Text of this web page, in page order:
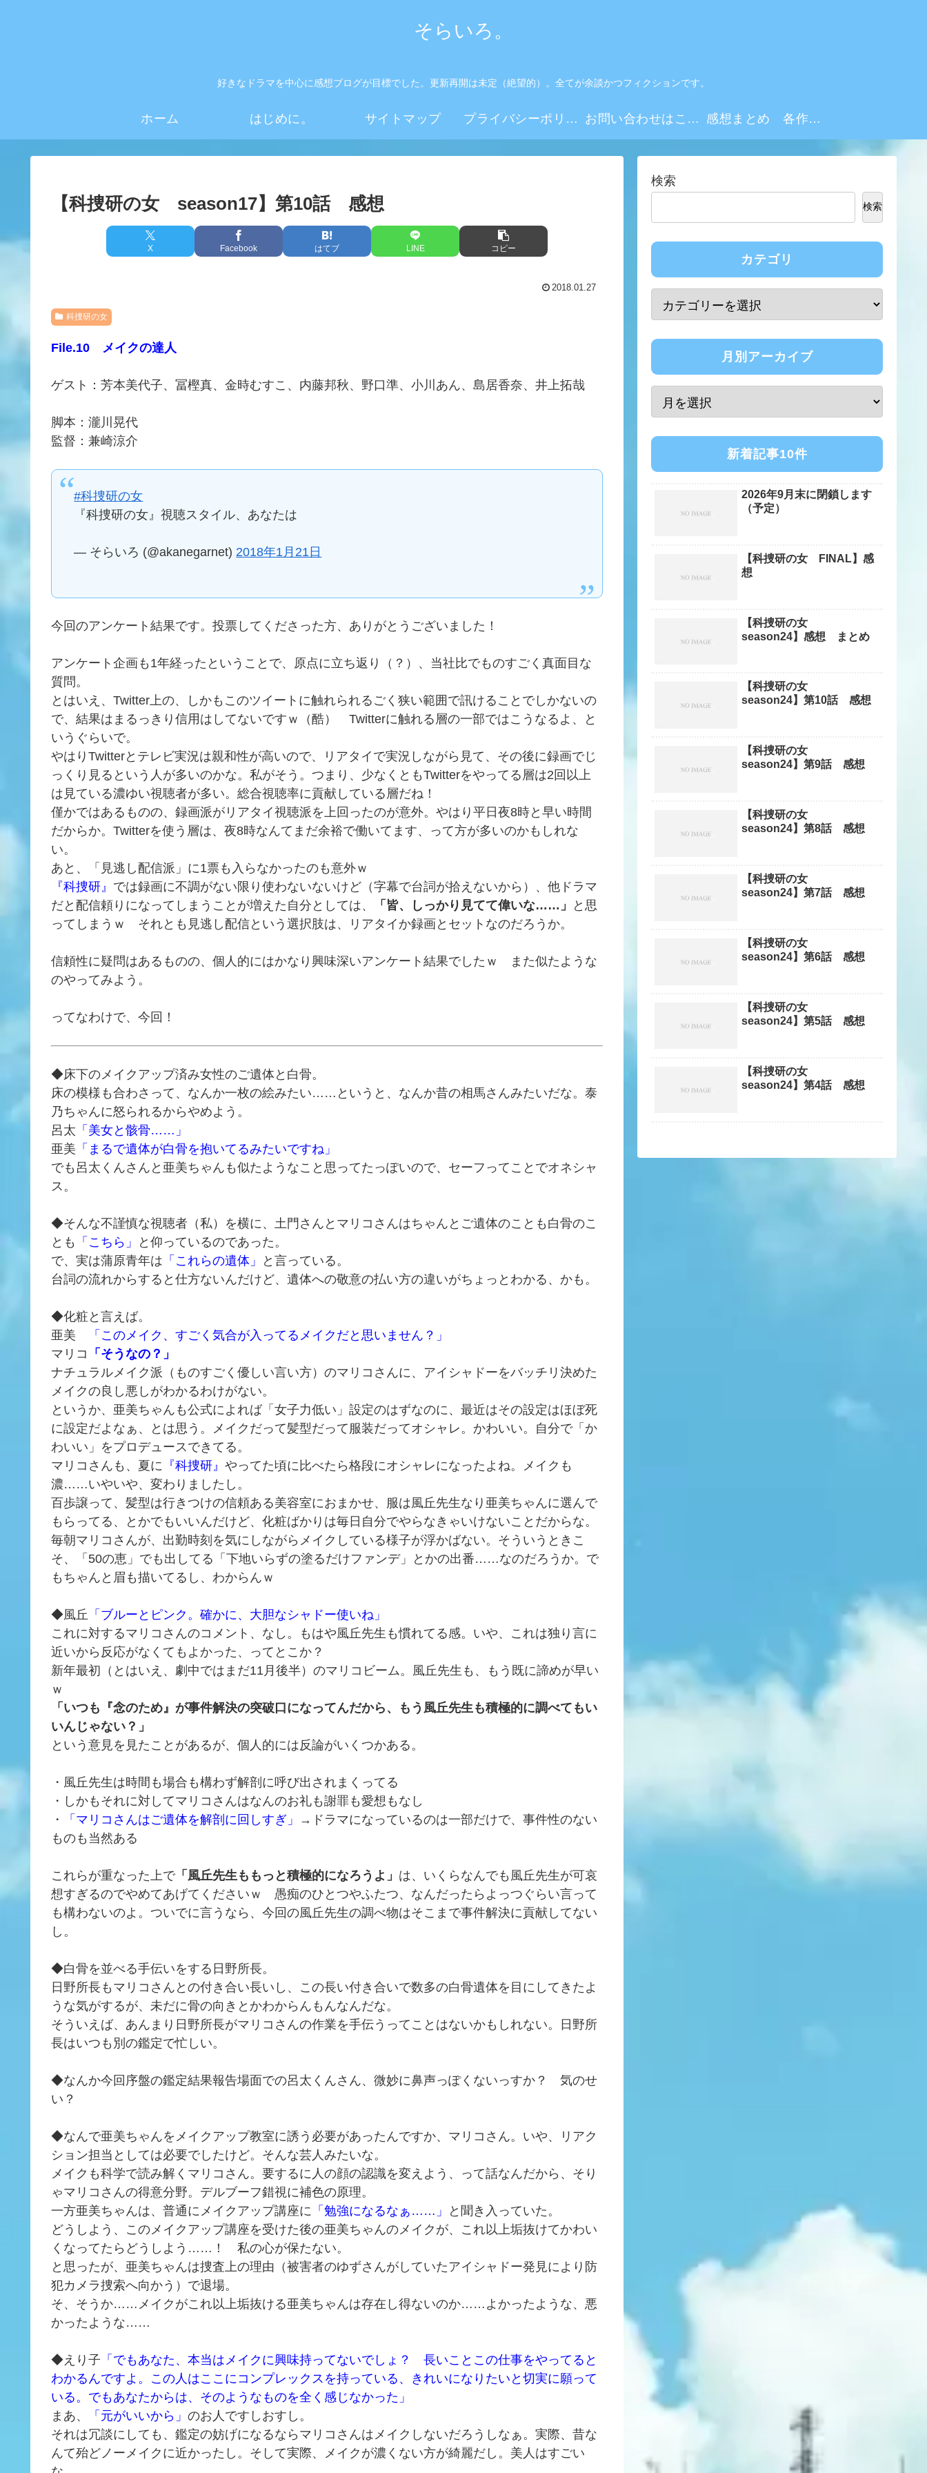
そらいろ。
好きなドラマを中心に感想ブログが目標でした。更新再開は未定（絶望的）。全てが余談かつフィクションです。
ホーム はじめに。 サイトマップ プライバシーポリシー お問い合わせはこちらから 感想まとめ 各作品・シーズンリンク集
【科捜研の女 season17】第10話 感想
X Facebook はてブ LINE コピー
2018.01.27
科捜研の女
File.10 メイクの達人
ゲスト：芳本美代子、冨樫真、金時むすこ、内藤邦秋、野口準、小川あん、島居香奈、井上拓哉
脚本：瀧川晃代
監督：兼崎涼介
#科捜研の女
『科捜研の女』視聴スタイル、あなたは
— そらいろ (@akanegarnet) 2018年1月21日
今回のアンケート結果です。投票してくださった方、ありがとうございました！
アンケート企画も1年経ったということで、原点に立ち返り（？）、当社比でものすごく真面目な
質問。
とはいえ、Twitter上の、しかもこのツイートに触れられるごく狭い範囲で訊けることでしかないの
で、結果はまるっきり信用はしてないですｗ（酷） Twitterに触れる層の一部ではこうなるよ、と
いうぐらいで。
やはりTwitterとテレビ実況は親和性が高いので、リアタイで実況しながら見て、その後に録画でじ
っくり見るという人が多いのかな。私がそう。つまり、少なくともTwitterをやってる層は2回以上
は見ている濃ゆい視聴者が多い。総合視聴率に貢献している層だね！
僅かではあるものの、録画派がリアタイ視聴派を上回ったのが意外。やはり平日夜8時と早い時間
だからか。Twitterを使う層は、夜8時なんてまだ余裕で働いてます、って方が多いのかもしれな
い。
あと、「見逃し配信派」に1票も入らなかったのも意外ｗ
『科捜研』 では録画に不調がない限り使わないないけど（字幕で台詞が拾えないから）、他ドラマ
だと配信頼りになってしまうことが増えた自分としては、
「皆、しっかり見てて偉いな……」
と思
ってしまうｗ それとも見逃し配信という選択肢は、リアタイか録画とセットなのだろうか。
信頼性に疑問はあるものの、個人的にはかなり興味深いアンケート結果でしたｗ また似たような
のやってみよう。
ってなわけで、今回！
◆床下のメイクアップ済み女性のご遺体と白骨。
床の模様も合わさって、なんか一枚の絵みたい……というと、なんか昔の相馬さんみたいだな。泰
乃ちゃんに怒られるからやめよう。
呂太 「美女と骸骨……」
亜美 「まるで遺体が白骨を抱いてるみたいですね」
でも呂太くんさんと亜美ちゃんも似たようなこと思ってたっぽいので、セーフってことでオネシャ
ス。
◆そんな不謹慎な視聴者（私）を横に、土門さんとマリコさんはちゃんとご遺体のことも白骨のこ
とも
「こちら」
と仰っているのであった。
で、実は蒲原青年は 「これらの遺体」
と言っている。
台詞の流れからすると仕方ないんだけど、遺体への敬意の払い方の違いがちょっとわかる、かも。
◆化粧と言えば。
亜美
「このメイク、すごく気合が入ってるメイクだと思いません？」
マリコ
「そうなの？」
ナチュラルメイク派（ものすごく優しい言い方）のマリコさんに、アイシャドーをバッチリ決めた
メイクの良し悪しがわかるわけがない。
というか、亜美ちゃんも公式によれば「女子力低い」設定のはずなのに、最近はその設定はほぼ死
に設定だよなぁ、とは思う。メイクだって髪型だって服装だってオシャレ。かわいい。自分で「か
わいい」をプロデュースできてる。
マリコさんも、夏に 『科捜研』 やってた頃に比べたら格段にオシャレになったよね。メイクも
濃……いやいや、変わりましたし。
百歩譲って、髪型は行きつけの信頼ある美容室におまかせ、服は風丘先生なり亜美ちゃんに選んで
もらってる、とかでもいいんだけど、化粧ばかりは毎日自分でやらなきゃいけないことだからな。
毎朝マリコさんが、出勤時刻を気にしながらメイクしている様子が浮かばない。そういうときこ
そ、「50の恵」でも出してる「下地いらずの塗るだけファンデ」とかの出番……なのだろうか。で
もちゃんと眉も描いてるし、わからんｗ
◆風丘 「ブルーとピンク。確かに、大胆なシャドー使いね」
これに対するマリコさんのコメント、なし。もはや風丘先生も慣れてる感。いや、これは独り言に
近いから反応がなくてもよかった、ってとこか？
新年最初（とはいえ、劇中ではまだ11月後半）のマリコビーム。風丘先生も、もう既に諦めが早い
ｗ
「いつも『念のため』が事件解決の突破口になってんだから、もう風丘先生も積極的に調べてもい
いんじゃない？」
という意見を見たことがあるが、個人的には反論がいくつかある。
・風丘先生は時間も場合も構わず解剖に呼び出されまくってる
・しかもそれに対してマリコさんはなんのお礼も謝罪も愛想もなし
・
「マリコさんはご遺体を解剖に回しすぎ」
→ドラマになっているのは一部だけで、事件性のない
ものも当然ある
これらが重なった上で「風丘先生ももっと積極的になろうよ」 は、いくらなんでも風丘先生が可哀
想すぎるのでやめてあげてくださいｗ 愚痴のひとつやふたつ、なんだったらよっつぐらい言って
も構わないのよ。ついでに言うなら、今回の風丘先生の調べ物はそこまで事件解決に貢献してない
し。
◆白骨を並べる手伝いをする日野所長。
日野所長もマリコさんとの付き合い長いし、この長い付き合いで数多の白骨遺体を目にしてきたよ
うな気がするが、未だに骨の向きとかわからんもんなんだな。
そういえば、あんまり日野所長がマリコさんの作業を手伝うってことはないかもしれない。日野所
長はいつも別の鑑定で忙しい。
◆なんか今回序盤の鑑定結果報告場面での呂太くんさん、微妙に鼻声っぽくないっすか？ 気のせ
い？
◆なんで亜美ちゃんをメイクアップ教室に誘う必要があったんですか、マリコさん。いや、リアク
ション担当としては必要でしたけど。そんな芸人みたいな。
メイクも科学で読み解くマリコさん。要するに人の顔の認識を変えよう、って話なんだから、そり
ゃマリコさんの得意分野。デルブーフ錯視に補色の原理。
一方亜美ちゃんは、普通にメイクアップ講座に 「勉強になるなぁ……」
と聞き入っていた。
どうしよう、このメイクアップ講座を受けた後の亜美ちゃんのメイクが、これ以上垢抜けてかわい
くなってたらどうしよう……！ 私の心が保たない。
と思ったが、亜美ちゃんは捜査上の理由（被害者のゆずさんがしていたアイシャドー発見により防
犯カメラ捜索へ向かう）で退場。
そ、そうか……メイクがこれ以上垢抜ける亜美ちゃんは存在し得ないのか……よかったような、悪
かったような……
◆えり子 「でもあなた、本当はメイクに興味持ってないでしょ？ 長いことこの仕事をやってると
わかるんですよ。この人はここにコンプレックスを持っている、きれいになりたいと切実に願って
いる。でもあなたからは、そのようなものを全く感じなかった」
まあ、
「元がいいから」 のお人ですしおすし。
それは冗談にしても、鑑定の妨げになるならマリコさんはメイクしないだろうしなぁ。実際、昔な
んて殆どノーメイクに近かったし。そして実際、メイクが濃くない方が綺麗だし。美人はすごい
検索
検索
カテゴリ
月別アーカイブ
新着記事10件
2026年9月末に閉鎖します
（予定）
【科捜研の女 FINAL】感
想
【科捜研の女
season24】感想 まとめ
【科捜研の女
season24】第10話 感想
【科捜研の女
season24】第9話 感想
【科捜研の女
season24】第8話 感想
【科捜研の女
season24】第7話 感想
【科捜研の女
season24】第6話 感想
【科捜研の女
season24】第5話 感想
【科捜研の女
season24】第4話 感想